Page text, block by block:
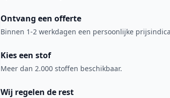
Ontvang een offerte
Binnen 1-2 werkdagen een persoonlijke
Kies een stof
Meer dan 2.000 stoffen beschikbaar.
Wij regelen de rest